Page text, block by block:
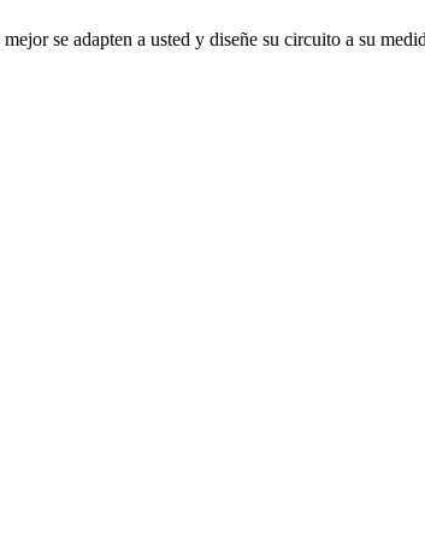
se adapten a usted y diseñe su circuito a su